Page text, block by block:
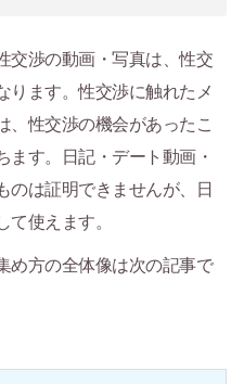
交渉の動画・写真は、性交
ります。性交渉に触れたメ
、性交渉の機会があったこ
ます。日記・デート動画・
のは証明できませんが、日
使えます。
め方の全体像は次の記事で